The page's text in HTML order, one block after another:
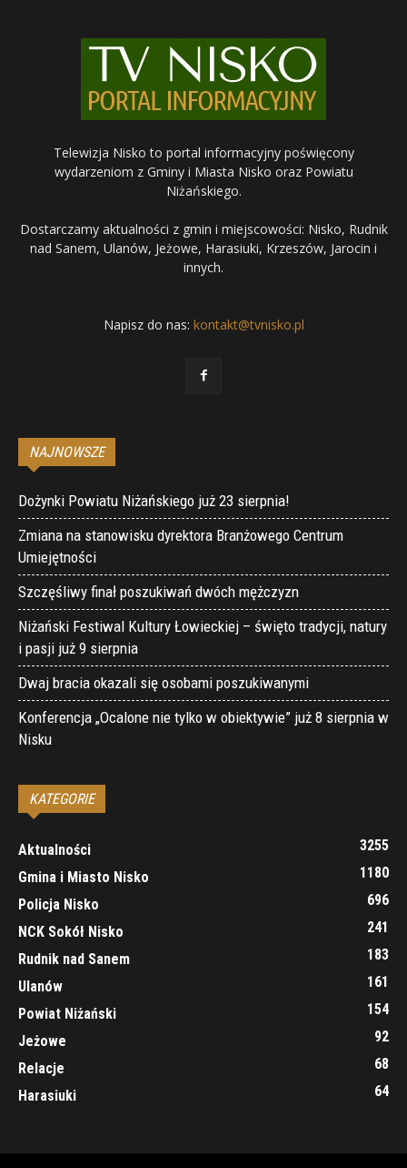
Telewizja Nisko to portal informacyjny poświęcony
wydarzeniom z Gminy i Miasta Nisko oraz Powiatu
Niżańskiego.
Dostarczamy aktualności z gmin i miejscowości: Nisko, Rudnik
nad Sanem, Ulanów, Jeżowe, Harasiuki, Krzeszów, Jarocin i
innych.
Napisz do nas: kontakt@tvnisko.pl
NAJNOWSZE
Dożynki Powiatu Niżańskiego już 23 sierpnia!
Zmiana na stanowisku dyrektora Branżowego Centrum
Umiejętności
Szczęśliwy finał poszukiwań dwóch mężczyzn
Niżański Festiwal Kultury Łowieckiej – święto tradycji, natury
i pasji już 9 sierpnia
Dwaj bracia okazali się osobami poszukiwanymi
Konferencja „Ocalone nie tylko w obiektywie” już 8 sierpnia w
Nisku
KATEGORIE
Aktualności
3255
Gmina i Miasto Nisko
1180
Policja Nisko
696
NCK Sokół Nisko
241
Rudnik nad Sanem
183
Ulanów
161
Powiat Niżański
154
Jeżowe
92
Relacje
68
Harasiuki
64